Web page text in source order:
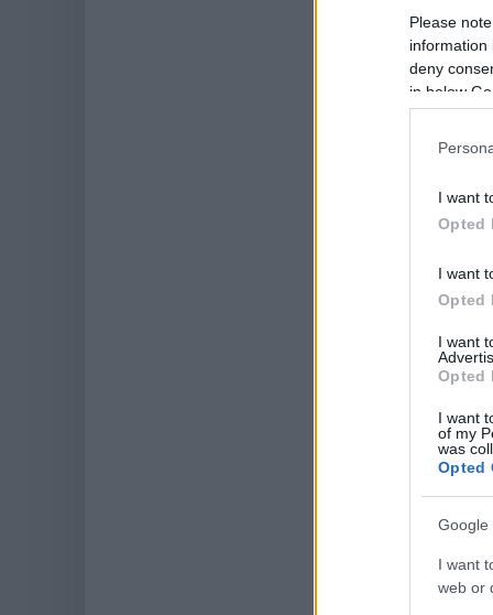
Please
information
deny
in below
I want
Opted
I want
Opted
I want
Opted
I want
of my
was
Opted
Google
I want
web or